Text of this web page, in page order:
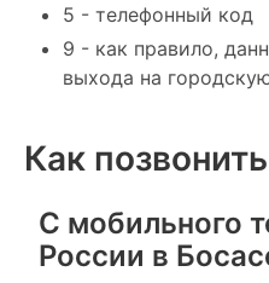
5 - телефонный код
9 - как правило,
выхода на
Как
С мобильного
России в